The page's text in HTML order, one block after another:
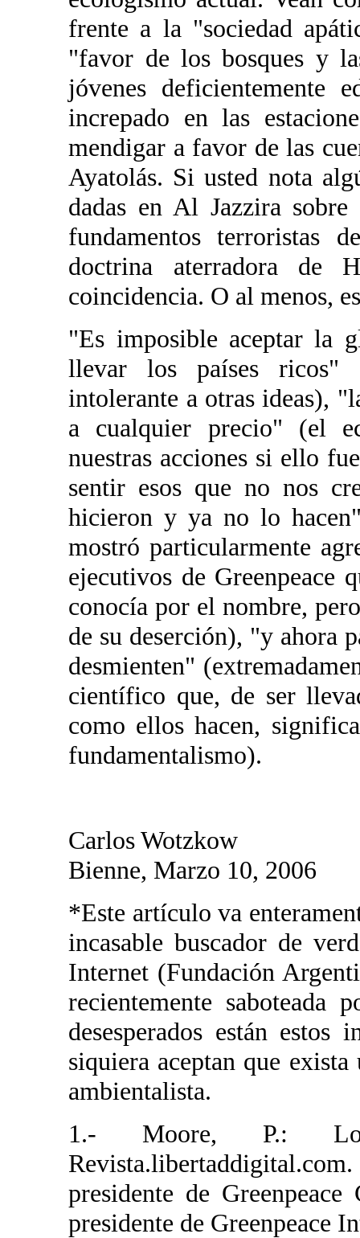
frente a la "sociedad
"favor de los bosques y
jóvenes deficientemente
increpado en las
mendigar a favor de las
Ayatolás. Si usted nota
dadas en Al Jazzira
fundamentos terroristas
doctrina aterradora de
coincidencia. O al menos,
"Es imposible aceptar la
llevar los países ricos"
intolerante a otras ideas),
a cualquier precio" (el
nuestras acciones si ello
sentir esos que no nos
hicieron y ya no lo
mostró particularmente
ejecutivos de Greenpeace
conocía por el nombre,
de su deserción), "y ahora
desmienten"
científico que, de ser
como ellos hacen,
fundamentalismo).
Carlos Wotzkow
Bienne, Marzo 10, 2006
*Este artículo va
incasable buscador de
Internet (Fundación
recientemente saboteada
desesperados están estos
siquiera aceptan que
ambientalista.
1.- Moore, P.:
presidente de
presidente de Greenpeace